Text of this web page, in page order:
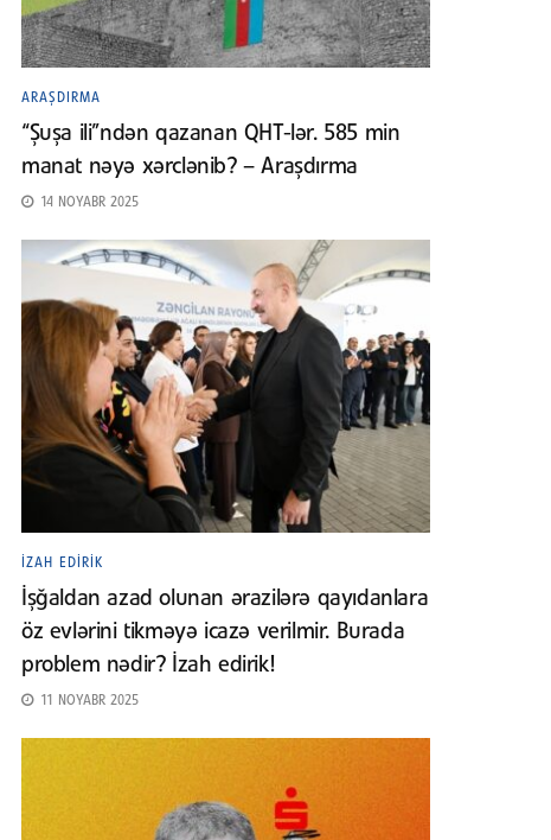
ARAŞDIRMA
“Şuşa ili”ndən qazanan QHT-lər. 585 min
manat nəyə xərclənib? – Araşdırma
14 NOYABR 2025
İZAH EDIRIK
İşğaldan azad olunan ərazilərə qayıdanlara
öz evlərini tikməyə icazə verilmir. Burada
problem nədir? İzah edirik!
11 NOYABR 2025